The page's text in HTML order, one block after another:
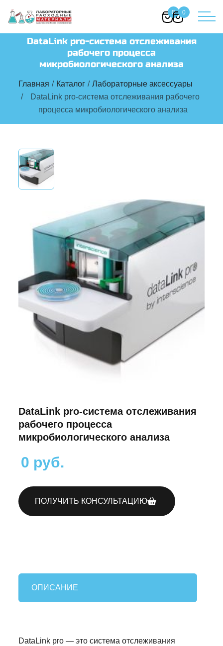
0 0
DataLink pro-система отслеживания
рабочего процесса
микробиологического анализа
Главная Каталог
Лабораторные аксессуары
DataLink pro-система отслеживания рабочего
процесса микробиологического анализа
DataLink pro-система отслеживания
рабочего процесса
микробиологического анализа
0 руб.
ПОЛУЧИТЬ КОНСУЛЬТАЦИЮ
ОПИСАНИЕ
DataLink pro — это система отслеживания